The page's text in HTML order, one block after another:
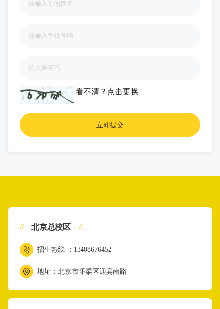
看不清？ 点击更换
// 北京总校区 //
招生热线 ：13408676452
地址：北京市怀柔区迎宾南路